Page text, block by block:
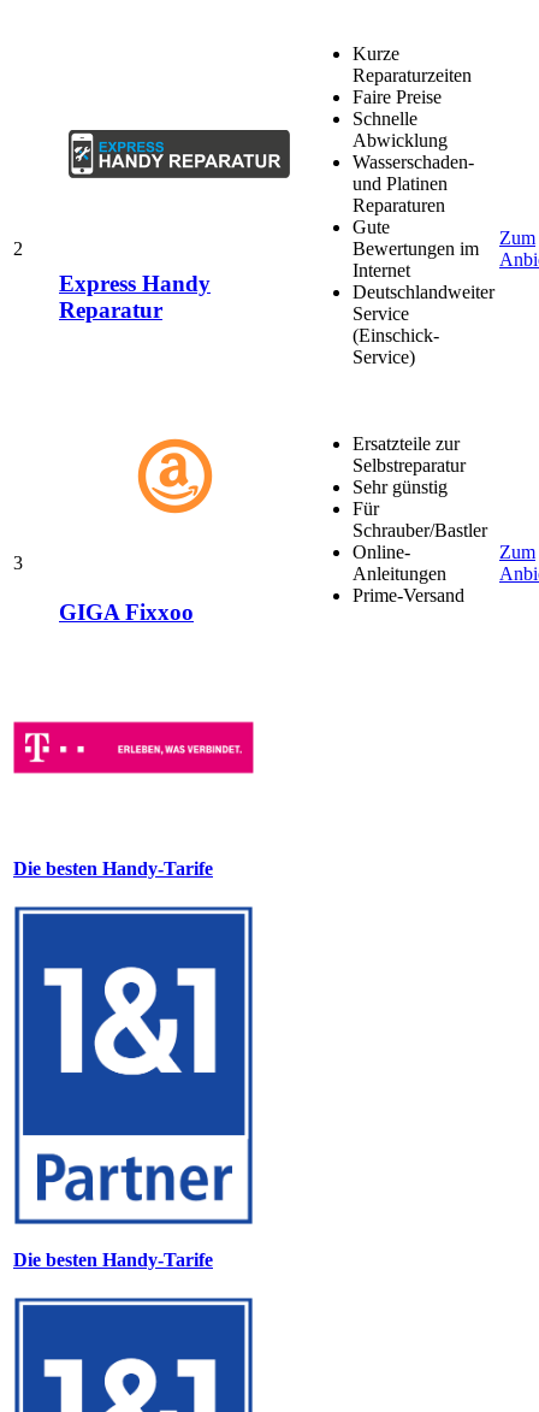
2
Express Handy
Reparatur
Kurze
Reparaturzeiten
Faire Preise
Schnelle
Abwicklung
Wasserschaden-
und Platinen
Reparaturen
Gute
Bewertungen im
Internet
Deutschlandweiter
Service
(Einschick-
Service)
Zum
3
GIGA Fixxoo
Ersatzteile zur
Selbstreparatur
Sehr günstig
Für
Schrauber/Bastler
Online-
Anleitungen
Prime-Versand
Zum
Die besten Handy-Tarife
Die besten Handy-Tarife